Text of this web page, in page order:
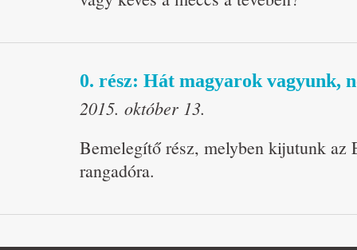
0. rész: Hát magyarok vagyunk,
2015. október 13.
Bemelegítő rész, melyben kijutunk
rangadóra.